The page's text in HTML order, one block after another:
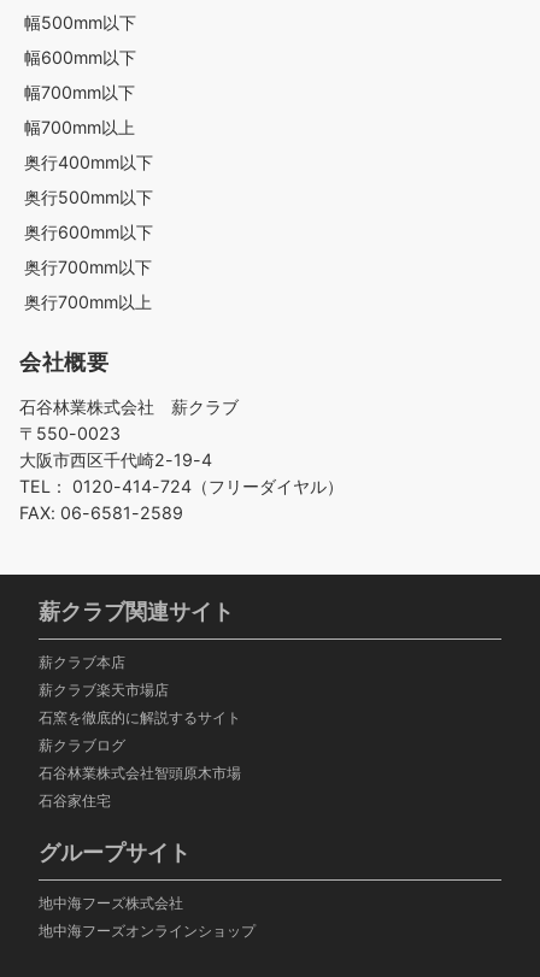
幅500mm以下
幅600mm以下
幅700mm以下
幅700mm以上
奥行400mm以下
奥行500mm以下
奥行600mm以下
奥行700mm以下
奥行700mm以上
会社概要
石谷林業株式会社 薪クラブ
〒550-0023
大阪市西区千代崎2-19-4
TEL： 0120-414-724（フリーダイヤル）
FAX: 06-6581-2589
薪クラブ関連サイト
薪クラブ本店
薪クラブ楽天市場店
石窯を徹底的に解説するサイト
薪クラブログ
石谷林業株式会社智頭原木市場
石谷家住宅
グループサイト
地中海フーズ株式会社
地中海フーズオンラインショップ